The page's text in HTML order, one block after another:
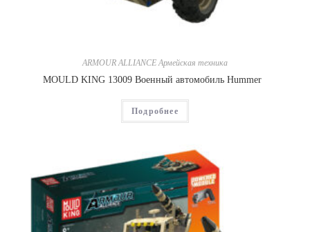
ARMOUR ALLIANCE Армейская техника
MOULD KING 13009 Военный автомобиль Hummer
Подробнее